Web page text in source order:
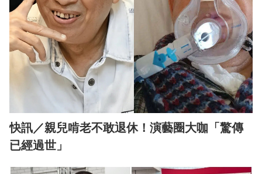
快訊／親兒啃老不敢退休！演藝圈大咖「驚傳
已經過世」